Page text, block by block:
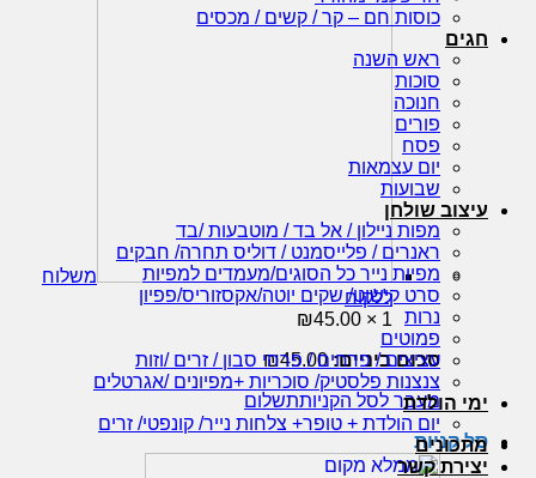
משלוח
ללקוח
1 ×
₪45.00
סכום ביניים:
₪45.00
מעבר לסל הקניותתשלום
סל קניות
כוסות חם – קר / קשים / מכסים
חגים
ראש השנה
סוכות
חנוכה
פורים
פסח
יום עצמאות
שבועות
עיצוב שולחן
מפות ניילון / אל בד / מוטבעות /בד
ראנרים / פלייסמנט / דוליס תחרה/ חבקים
מפיות נייר כל הסוגים/מעמדים למפיות
סרט קישוט/ שקים יוטה/אקסזוריס/פפיון
נרות
פמוטים
עציצים / פרחים / פרחי סבון / זרים /וזות
צנצנות פלסטיק/ סוכריות +מפיונים /אגרטלים
ימי הולדת
יום הולדת + טופר+ צלחות נייר/ קונפטי/ זרים
מתכונים
יצירת קשר